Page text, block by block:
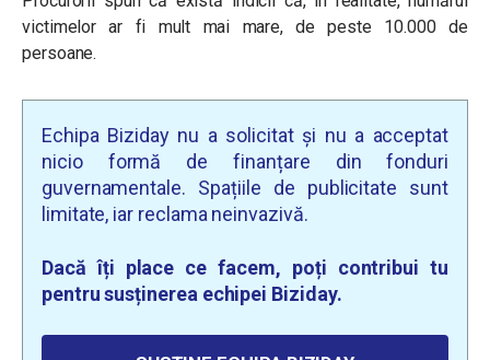
victimelor ar fi mult mai mare, de peste 10.000 de
persoane.
Echipa Biziday nu a solicitat și nu a acceptat
nicio formă de finanțare din fonduri
guvernamentale. Spațiile de publicitate sunt
limitate, iar reclama neinvazivă.
Dacă îți place ce facem, poți contribui tu
pentru susținerea echipei Biziday.